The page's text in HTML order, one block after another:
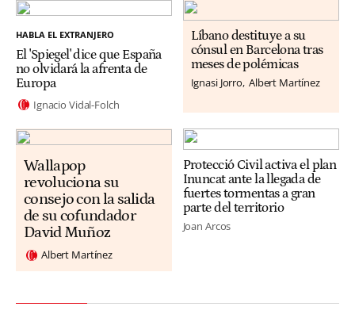
HABLA EL EXTRANJERO
El 'Spiegel' dice que España
no olvidará la afrenta de
Europa
Ignacio Vidal-Folch
Líbano destituye a su
cónsul en Barcelona tras
meses de polémicas
Ignasi Jorro Albert Martínez
Wallapop
revoluciona su
consejo con la salida
de su cofundador
David Muñoz
Albert Martínez
Protecció Civil activa el plan
Inuncat ante la llegada de
fuertes tormentas a gran
parte del territorio
Joan Arcos